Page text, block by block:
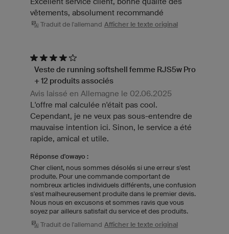
vêtements, absolument recommandé
Traduit de l'allemand Afficher le texte original
Veste de running softshell femme RJS5w Pro
+ 12 produits associés
Avis laissé en Allemagne le 02.06.2025
L'offre mal calculée n'était pas cool.
Cependant, je ne veux pas sous-entendre de
mauvaise intention ici. Sinon, le service a été
rapide, amical et utile.
Réponse d'owayo :
Cher client, nous sommes désolés si une erreur s'est
produite. Pour une commande comportant de
nombreux articles individuels différents, une confusion
s'est malheureusement produite dans le premier devis.
Nous nous en excusons et sommes ravis que vous
soyez par ailleurs satisfait du service et des produits.
Traduit de l'allemand Afficher le texte original